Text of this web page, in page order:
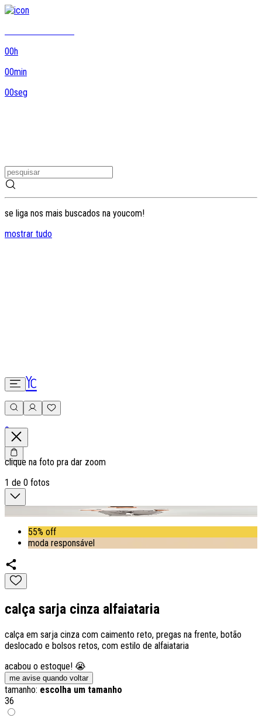
00h
00min
00seg
se liga nos mais buscados na youcom!
mostrar tudo
0
clique na foto pra dar zoom
1 de 0 fotos
55% off
moda responsável
calça sarja cinza alfaiataria
calça em sarja cinza com caimento reto, pregas na frente, botão
deslocado e bolsos retos, com estilo de alfaiataria
acabou o estoque! 😭
me avise quando voltar
tamanho: escolha um tamanho
36